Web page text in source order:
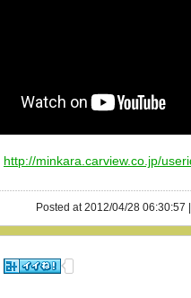
http://minkara.carview.co.jp/
Posted at 2012/04/28 06:30:57 |